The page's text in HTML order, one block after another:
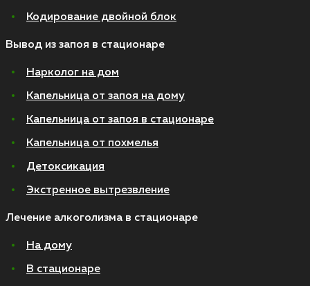
Кодирование двойной блок
Вывод из запоя в стационаре
Нарколог на дом
Капельница от запоя на дому
Капельница от запоя в стационаре
Капельница от похмелья
Детоксикация
Экстренное вытрезвление
Лечение алкоголизма в стационаре
На дому
В стационаре